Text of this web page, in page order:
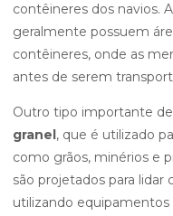
contêineres dos navios.
geralmente possuem
contêineres, onde as
antes de serem
Outro tipo importante
granel, que é utilizado
como grãos, minérios e
são projetados para
utilizando equipamentos